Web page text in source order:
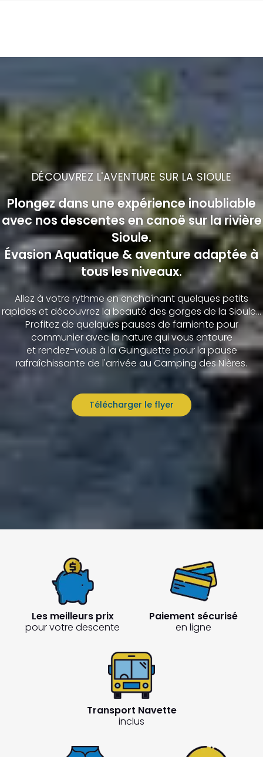
DÉCOUVREZ L'AVENTURE SUR LA SIOULE
Plongez dans une expérience inoubliable
avec nos descentes en canoë sur la rivière
Sioule.
Évasion Aquatique & aventure adaptée à
tous les niveaux.
Allez à votre rythme en enchaînant quelques petits
rapides et découvrez la beauté des gorges de la Sioule...
Profitez de quelques pauses de farniente pour
communier avec la nature qui vous entoure
et rendez-vous à la Guinguette pour la pause
rafraîchissante de l'arrivée au Camping des Nières.
Télécharger le flyer
Les meilleurs prix
pour votre descente
Paiement sécurisé
en ligne
Transport Navette
inclus